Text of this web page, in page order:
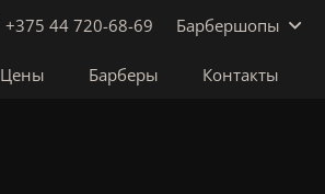
+375 44 720-68-69 Барбершопы
Цены Барберы Контакты